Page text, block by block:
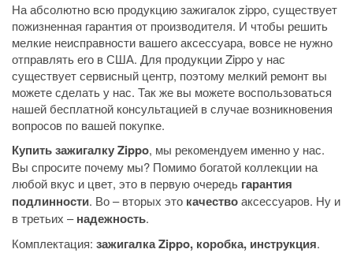
На абсолютно всю продукцию зажигалок zippo, существует
пожизненная гарантия от производителя. И чтобы решить
мелкие неисправности вашего аксессуара, вовсе не нужно
отправлять его в США. Для продукции Zippo у нас
существует сервисный центр, поэтому мелкий ремонт вы
можете сделать у нас. Так же вы можете воспользоваться
нашей бесплатной консультацией в случае возникновения
вопросов по вашей покупке.
Купить зажигалку Zippo, мы рекомендуем именно у нас.
Вы спросите почему мы? Помимо богатой коллекции на
любой вкус и цвет, это в первую очередь гарантия
подлинности. Во – вторых это качествоаксессуаров. Ну и
в третьих –надежность.
Комплектация: зажигалка Zippo, коробка, инструкция.